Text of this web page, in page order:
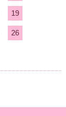
19
26